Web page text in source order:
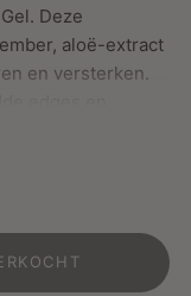
Deze
aloë-extract
en versterken.
schadelijke